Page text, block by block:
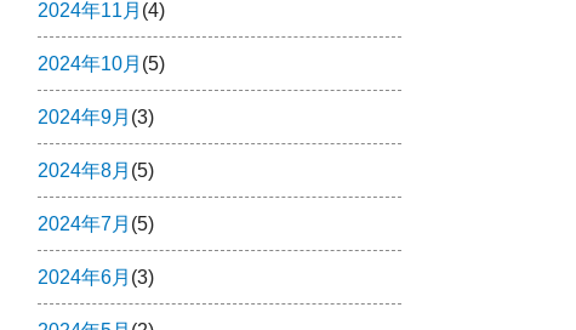
2024年11月 (4)
2024年10月 (5)
2024年9月 (3)
2024年8月 (5)
2024年7月 (5)
2024年6月 (3)